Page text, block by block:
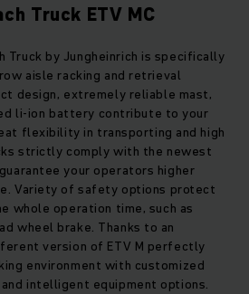
Truck ETV MC
Truck by Jungheinrich is specifically
aisle racking and retrieval
design, extremely reliable mast,
li-ion battery contribute to your
flexibility in transporting and high
strictly comply with the newest
your operators higher
Variety of safety options protect
whole operation time, such as
wheel brake. Thanks to an
version of ETV M perfectly
environment with customized
intelligent equipment options.